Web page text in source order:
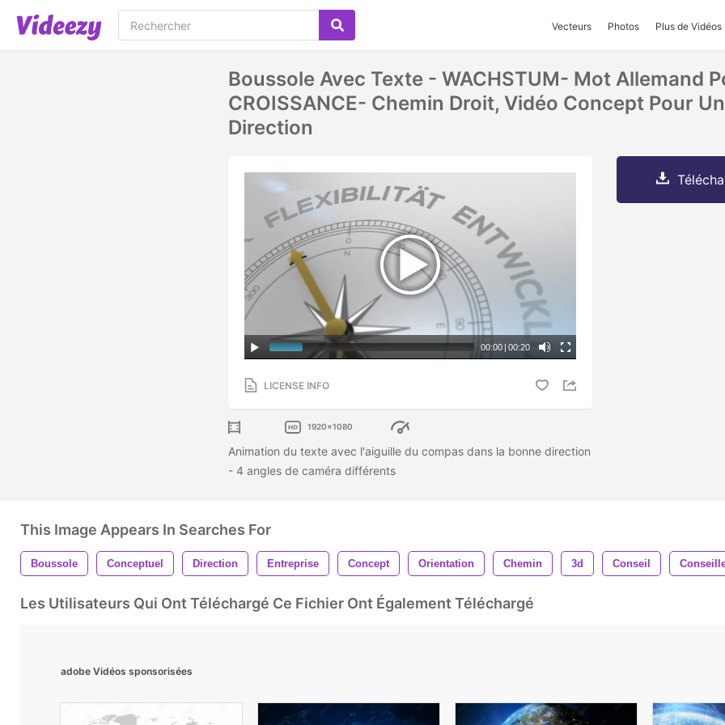
Vecteurs Photos Plus de Vidéos
Boussole Avec Texte - WACHSTUM- Mot Allemand
CROISSANCE- Chemin Droit, Vidéo Concept Pour
Direction
00:00 | 00:20
LICENSE INFO
1920x1080
Animation du texte avec l'aiguille du compas dans la bonne direction
- 4 angles de caméra différents
This Image Appears In Searches For
Boussole Conceptuel Direction Entreprise Concept Orientation Chemin 3d Conseil
Les Utilisateurs Qui Ont Téléchargé Ce Fichier Ont Également Téléchargé
adobe Vidéos sponsorisées